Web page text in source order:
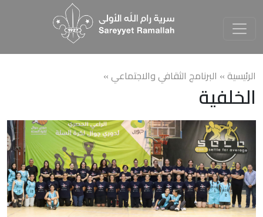
الرئيسية » البرنامج الثقافي والاجتماعي»
الخلفية